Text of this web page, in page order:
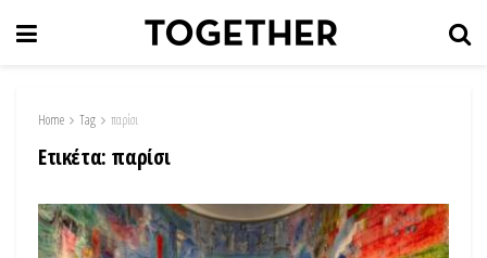
Home Tag παρίσι
Ετικέτα: παρίσι